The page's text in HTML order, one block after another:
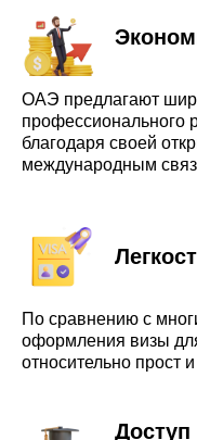
ОАЭ предлагают
профессионального
благодаря своей
международным
По сравнению с
оформления визы
относительно прост